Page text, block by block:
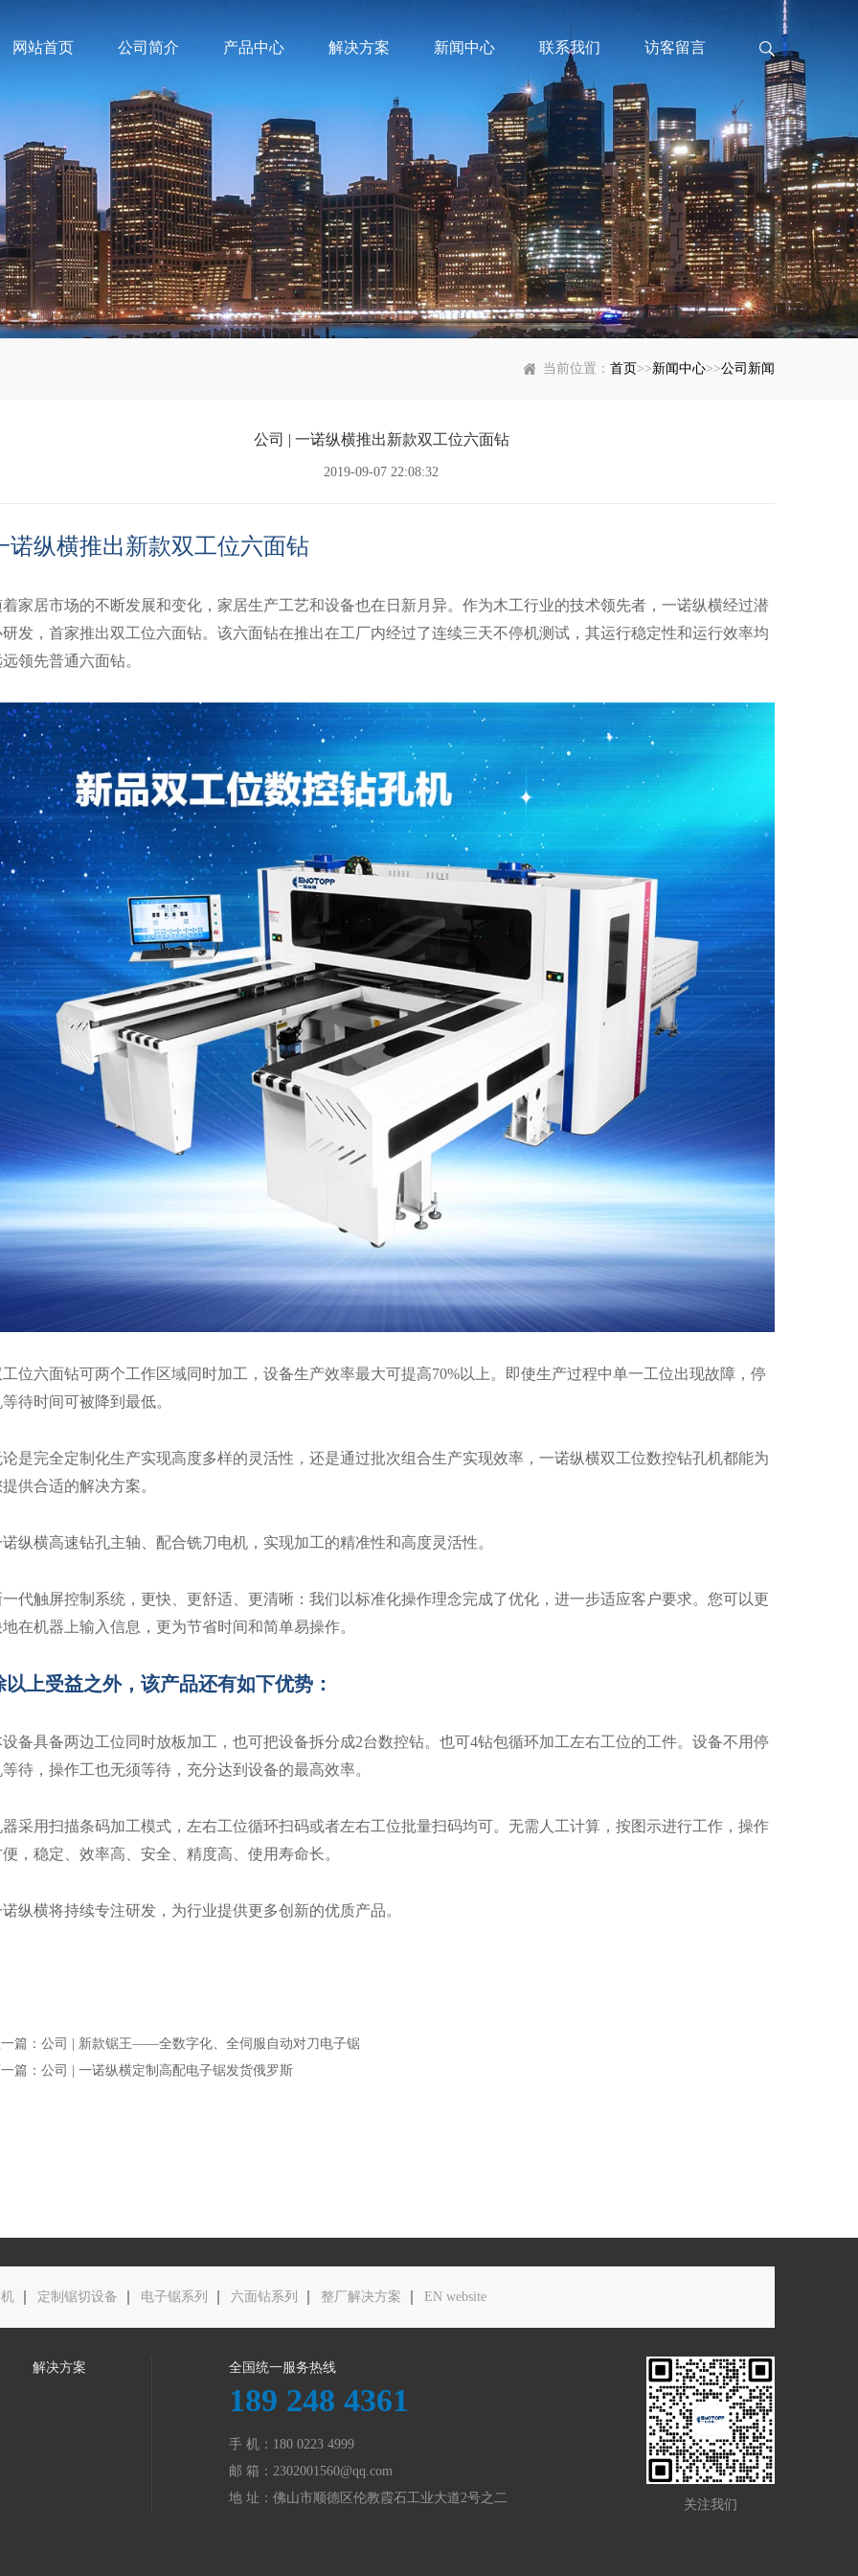
网站首页 公司简介 产品中心 解决方案 新闻中心 联系我们 访客留言
当前位置： 首页>>新闻中心>>公司新闻
公司 | 一诺纵横推出新款双工位六面钻
2019-09-07 22:08:32
诺纵横推出新款双工位六面钻
着家居市场的不断发展和变化，家居生产工艺和设备也在日新月异。作为木工行业的技术领先者，一诺纵横经过潜
研发，首家推出双工位六面钻。该六面钻在推出在工厂内经过了连续三天不停机测试，其运行稳定性和运行效率均
领先普通六面钻。
工位六面钻可两个工作区域同时加工，设备生产效率最大可提高70%以上。即使生产过程中单一工位出现故障，停
待时间可被降到最低。
论是完全定制化生产实现高度多样的灵活性，还是通过批次组合生产实现效率，一诺纵横双工位数控钻孔机都能为
供合适的解决方案。
纵横高速钻孔主轴、配合铣刀电机，实现加工的精准性和高度灵活性。
一代触屏控制系统，更快、更舒适、更清晰：我们以标准化操作理念完成了优化，进一步适应客户要求。您可以更
在机器上输入信息，更为节省时间和简单易操作。
以上受益之外，该产品还有如下优势：
设备具备两边工位同时放板加工，也可把设备拆分成2台数控钻。也可4钻包循环加工左右工位的工件。设备不用停
待，操作工也无须等待，充分达到设备的最高效率。
器采用扫描条码加工模式，左右工位循环扫码或者左右工位批量扫码均可。无需人工计算，按图示进行工作，操作
，稳定、效率高、安全、精度高、使用寿命长。
纵横将持续专注研发，为行业提供更多创新的优质产品。
篇：公司 | 新款锯王——全数字化、全伺服自动对刀电子锯
篇：公司 | 一诺纵横定制高配电子锯发货俄罗斯
定制锯切设备 电子锯系列 六面钻系列 整厂解决方案 EN website
解决方案 全国统一服务热线
189 248 4361
手 机：180 0223 4999
邮 箱： 2302001560@qq.com
地 址：佛山市顺德区伦教霞石工业大道2号之二
关注我们